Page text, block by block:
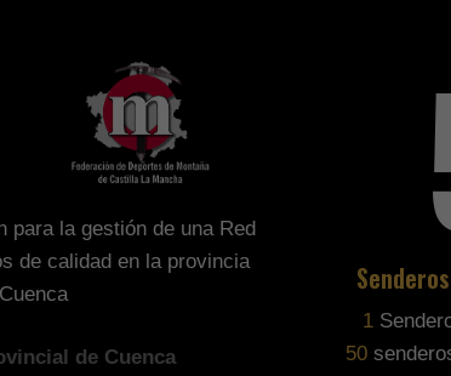
para la gestión de una Red
de calidad en la provincia
de Cuenca
2
82